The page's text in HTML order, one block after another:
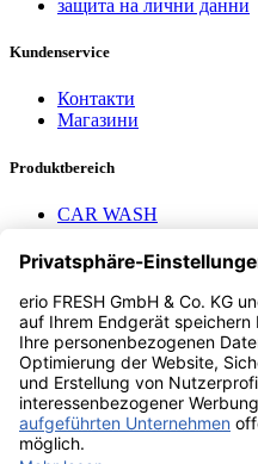
защита на лични данни
Kundenservice
Контакти
Магазини
Produktbereich
CAR WASH
AEROTEC Compressors
Nayax Cashless
Contact us
erio FRESH GmbH & Co. KG
Stader Landstr. 7
28719 Bremen